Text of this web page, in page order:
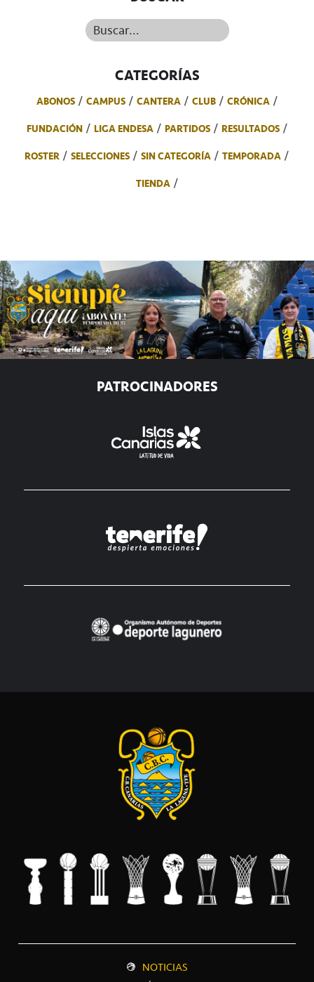
Buscar...
CATEGORÍAS
ABONOS CAMPUS CANTERA CLUB
CRÓNICA
FUNDACIÓN
LIGA ENDESA PARTIDOS
RESULTADOS
ROSTER
SELECCIONES SIN CATEGORÍA
TEMPORADA
TIENDA
PATROCINADORES
NOTICIAS